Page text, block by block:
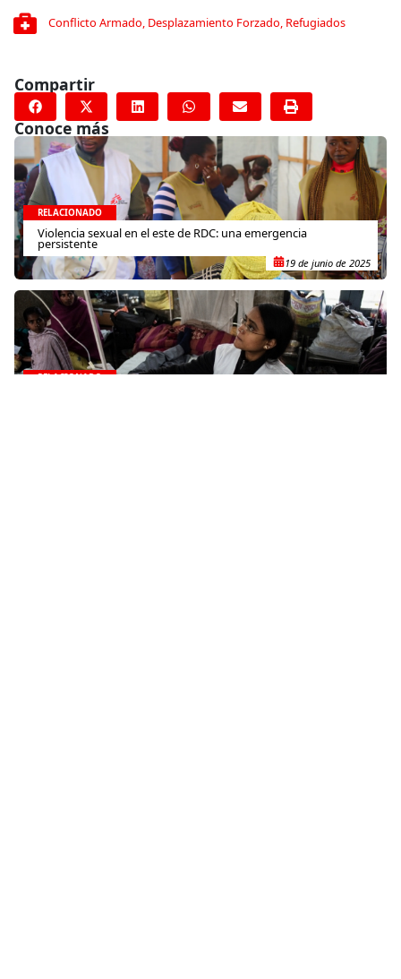
Conflicto Armado, Desplazamiento Forzado, Refugiados
Compartir
Conoce más
RELACIONADO
Violencia sexual en el este de RDC: una emergencia
persistente
19 de junio de 2025
RELACIONADO